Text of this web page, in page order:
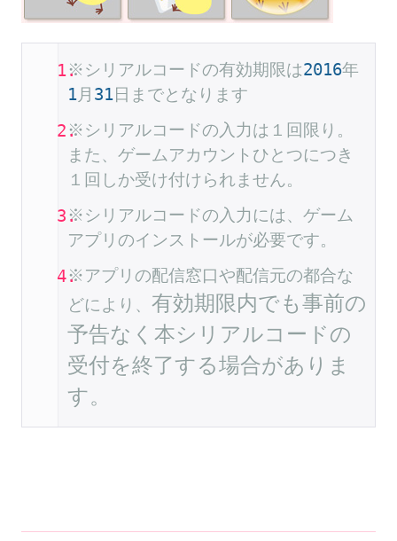
※シリアルコードの有効期限は2016年
1月 31日までとなります
※シリアルコードの入力は１回限り。
また、ゲームアカウントひとつにつき
１回しか受け付けられません。
※シリアルコードの入力には、ゲーム
アプリのインストールが必要です。
※アプリの配信窓口や配信元の都合な
どにより、有効期限内でも事前の
予告なく本シリアルコードの
受付を終了する場合がありま
す。